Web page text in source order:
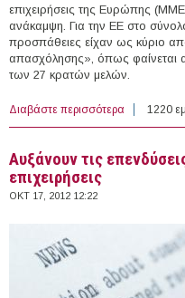
επιχειρήσεις της Ευρώπης
ανάκαμψη. Για την ΕΕ στο
προσπάθειες είχαν ως κύριο
απασχόλησης», όπως φαίνεται
των 27 κρατών μελών.
Διαβάστε περισσότερα για Οι
1220
Αυξάνουν τις
επιχειρήσεις
ΟΚΤ 17, 2012 12:22